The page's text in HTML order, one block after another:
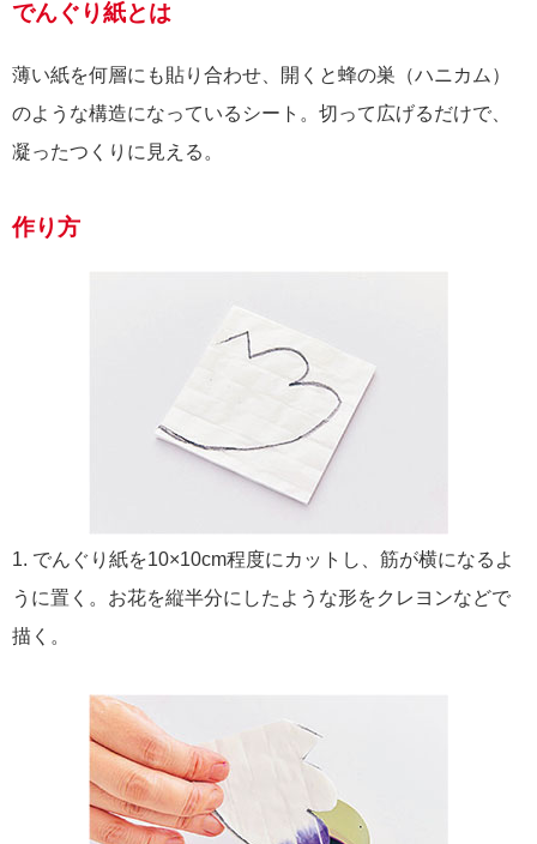
でんぐり紙とは
薄い紙を何層にも貼り合わせ、開くと蜂の巣（ハニカム）
のような構造になっているシート。切って広げるだけで、
凝ったつくりに見える。
作り方
1. でんぐり紙を10×10cm程度にカットし、筋が横になるよ
うに置く。お花を縦半分にしたような形をクレヨンなどで
描く。